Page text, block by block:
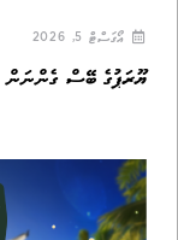
އޯގަސްޓް 5, 2026
ޔޫރަޕުގެ ބޭސް ގެންނަން